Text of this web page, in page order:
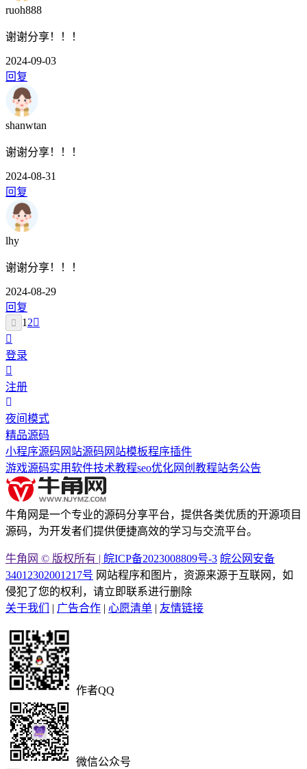
ruoh888
谢谢分享！！！
2024-09-03
回复
shanwtan
谢谢分享！！！
2024-08-31
回复
lhy
谢谢分享！！！
2024-08-29
回复
1 2
登录
注册
夜间模式
精品源码
小程序源码 网站源码 网站模板程序插件
游戏源码实用软件技术教程seo优化网创教程站务公告
牛角网是一个专业的源码分享平台，提供各类优质的开源项目
源码，为开发者们提供便捷高效的学习与交流平台。
牛角网 © 版权所有 | 皖ICP备2023008809号-3 皖公网安备
34012302001217号 网站程序和图片，资源来源于互联网，如
侵犯了您的权利，请立即联系进行删除
关于我们
| 广告合作 | 心愿清单 | 友情链接
作者QQ
微信公众号